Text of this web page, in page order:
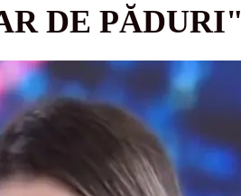
DE PĂDURI"